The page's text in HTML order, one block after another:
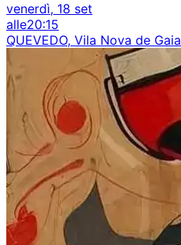
venerdì, 18 set
alle20:15
QUEVEDO, Vila Nova de Gaia